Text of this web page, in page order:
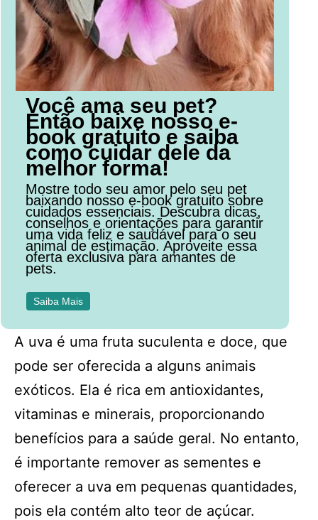
Você ama seu pet?
Então baixe nosso e-
book gratuito e saiba
como cuidar dele da
melhor forma!
Mostre todo seu amor pelo seu pet
baixando nosso e-book gratuito sobre
cuidados essenciais. Descubra dicas,
conselhos e orientações para garantir
uma vida feliz e saudável para o seu
animal de estimação. Aproveite essa
oferta exclusiva para amantes de
pets.
Saiba Mais
A uva é uma fruta suculenta e doce, que
pode ser oferecida a alguns animais
exóticos. Ela é rica em antioxidantes,
vitaminas e minerais, proporcionando
benefícios para a saúde geral. No entanto,
é importante remover as sementes e
oferecer a uva em pequenas quantidades,
pois ela contém alto teor de açúcar.